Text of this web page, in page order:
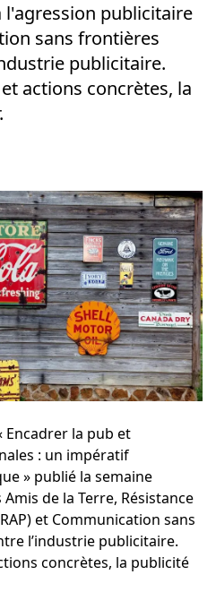
l'agression publicitaire
sans frontières
publicitaire.
actions concrètes, la
la pub et
: un impératif
» publié la semaine
de la Terre, Résistance
et Communication sans
l’industrie publicitaire.
concrètes, la publicité